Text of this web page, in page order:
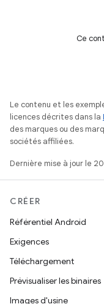
Ce
Le contenu et les
licences décrites dans la
des marques ou des
sociétés affiliées.
Dernière mise à jour le
CRÉER
Référentiel Android
Exigences
Téléchargement
Prévisualiser les binaires
Images d'usine